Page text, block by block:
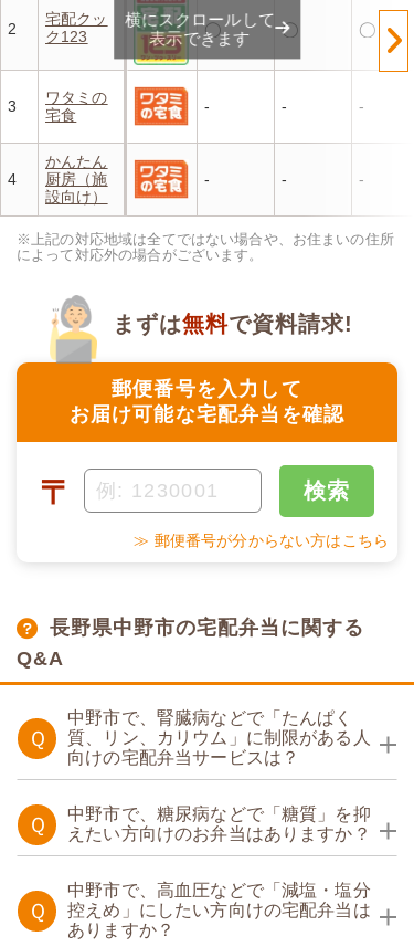
2
宅配クッ
ク123
◯ ◯ ◯
3
ワタミの
宅食
- - -
4
かんたん
厨房（施
設向け）
- - -
横にスクロールして
表示できます
※上記の対応地域は全てではない場合や、お住まいの住所
によって対応外の場合がございます。
郵便番号を入力して
お届け可能な宅配弁当を確認
まずは無料で資料請求!
〒 検索
≫ 郵便番号が分からない方はこちら
長野県中野市の宅配弁当に関する
Q&A
Ｑ
中野市で、腎臓病などで「たんぱく
質、リン、カリウム」に制限がある人
向けの宅配弁当サービスは？
たんぱく調整食
Ｑ
中野市で、糖尿病などで「糖質」を抑
えたい方向けのお弁当はありますか？
Ｑ
中野市で、高血圧などで「減塩・塩分
控えめ」にしたい方向けの宅配弁当は
ありますか？